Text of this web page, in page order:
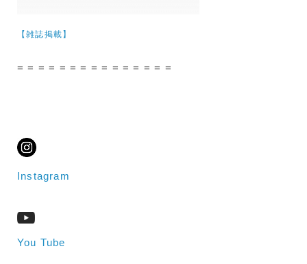
【雑誌掲載】
= = = = = = = = = = = = = = =
Instagram
You Tube